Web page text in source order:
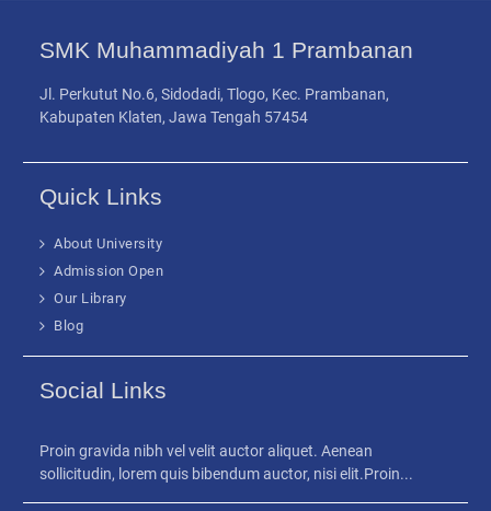
04
Wujudkan Sinergi Sekolah dan Industri
Outing Class ke BNI Cabang Klaten
KLATEN - Sebagai upaya menghadirkan pembelajaran
SMK Muhammadiyah 1 Prambanan
Jl. Perkutut No.6, Sidodadi, Tlogo, Kec. Prambanan,
Quick Links
About University
Admission Open
Social Links